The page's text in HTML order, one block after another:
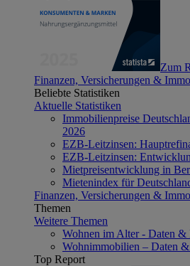
Zum
Finanzen, Versicherungen &
Beliebte Statistiken
Aktuelle Statistiken
Immobilienpreise
2026
EZB-Leitzinsen:
EZB-Leitzinsen:
Mietpreisentwicklung in
Mietenindex für
Finanzen, Versicherungen &
Themen
Weitere Themen
Wohnen im Alter - Daten &
Wohnimmobilien – Daten
Top Report